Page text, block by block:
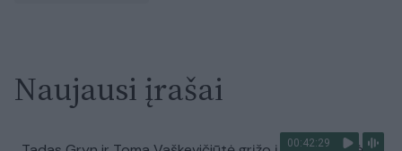
Naujausi įrašai
00:42:29